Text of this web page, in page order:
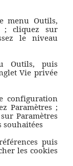
menu Outils,
; cliquez sur
le niveau
Outils, puis
Vie privée
configuration
Paramètres ;
Paramètres
souhaitées
puis
les cookies